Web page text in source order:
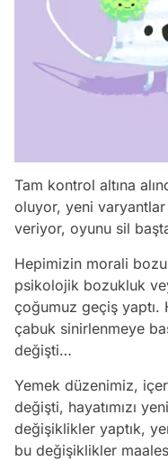
Tam kontrol altına
oluyor, yeni varyantlar
veriyor, oyunu sil
Hepimizin morali
psikolojik bozukluk
çoğumuz geçiş
çabuk sinirlenmeye
değişti…
Yemek düzenimiz,
değişti, hayatımızı
değişiklikler yaptık,
bu değişiklikler